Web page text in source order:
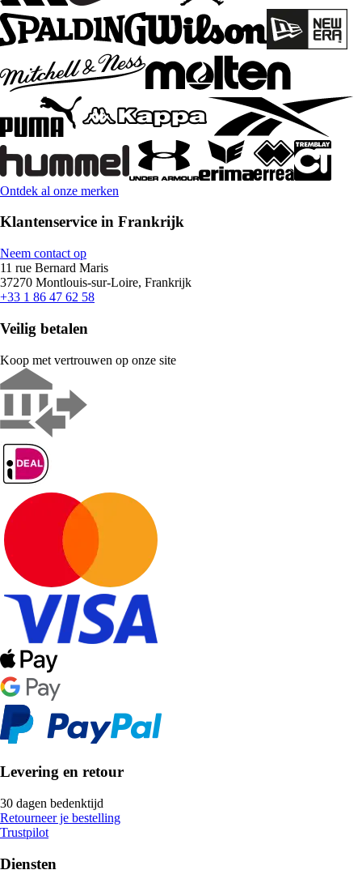
Ontdek al onze merken
Klantenservice in Frankrijk
Neem contact op
11 rue Bernard Maris
37270 Montlouis-sur-Loire, Frankrijk
+33 1 86 47 62 58
Veilig betalen
Koop met vertrouwen op onze site
Levering en retour
30 dagen bedenktijd
Retourneer je bestelling
Trustpilot
Diensten